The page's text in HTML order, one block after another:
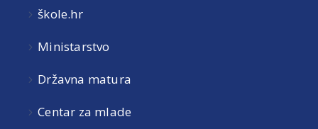
škole.hr
Ministarstvo
Državna matura
Centar za mlade